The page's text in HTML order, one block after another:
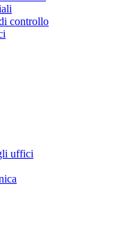
controllo
uffici